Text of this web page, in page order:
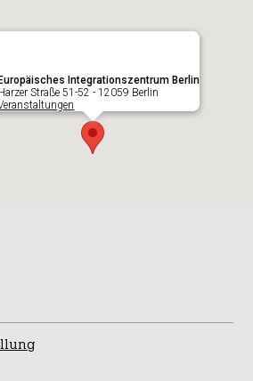
Europäisches Integrationszentrum Berlin
Straße 51-52 - 12059 Berlin